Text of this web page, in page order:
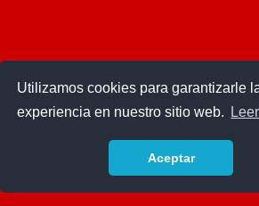
Utilizamos cookies para garantizarle
experiencia en nuestro sitio web.
Aceptar